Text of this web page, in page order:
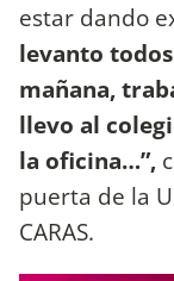
estar dando
levanto
mañana,
llevo al
la oficina…”,
puerta de la
CARAS.